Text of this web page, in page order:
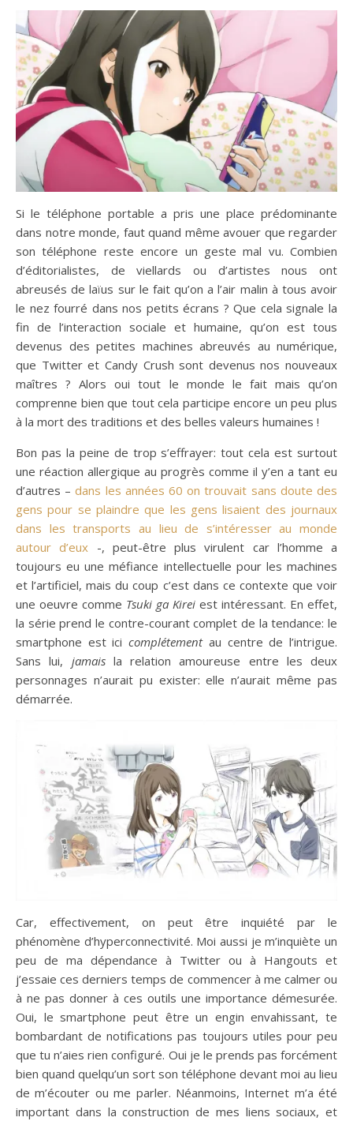
Si le téléphone portable a pris une place prédominante
dans notre monde, faut quand même avouer que regarder
son téléphone reste encore un geste mal vu. Combien
d’éditorialistes, de viellards ou d’artistes nous ont
abreusés de laïus sur le fait qu’on a l’air malin à tous avoir
le nez fourré dans nos petits écrans ? Que cela signale la
fin de l’interaction sociale et humaine, qu’on est tous
devenus des petites machines abreuvés au numérique,
que Twitter et Candy Crush sont devenus nos nouveaux
maîtres ? Alors oui tout le monde le fait mais qu’on
comprenne bien que tout cela participe encore un peu plus
à la mort des traditions et des belles valeurs humaines !
Bon pas la peine de trop s’effrayer: tout cela est surtout
une réaction allergique au progrès comme il y’en a tant eu
d’autres –dans les années 60 on trouvait sans doute des
gens pour se plaindre que les gens lisaient des journaux
dans les transports au lieu de s’intéresser au monde
autour d’eux -, peut-être plus virulent car l’homme a
toujours eu une méfiance intellectuelle pour les machines
et l’artificiel, mais du coup c’est dans ce contexte que voir
une oeuvre comme Tsuki ga Kirei est intéressant. En effet,
la série prend le contre-courant complet de la tendance: le
smartphone est icicomplétement au centre de l’intrigue.
Sans lui, jamaisla relation amoureuse entre les deux
personnages n’aurait pu exister: elle n’aurait même pas
démarrée.
Car, effectivement, on peut être inquiété par le
phénomène d’hyperconnectivité. Moi aussi je m’inquiète un
peu de ma dépendance à Twitter ou à Hangouts et
j’essaie ces derniers temps de commencer à me calmer ou
à ne pas donner à ces outils une importance démesurée.
Oui, le smartphone peut être un engin envahissant, te
bombardant de notifications pas toujours utiles pour peu
que tu n’aies rien configuré. Oui je le prends pas forcément
bien quand quelqu’un sort son téléphone devant moi au lieu
de m’écouter ou me parler. Néanmoins, Internet m’a été
important dans la construction de mes liens sociaux, et